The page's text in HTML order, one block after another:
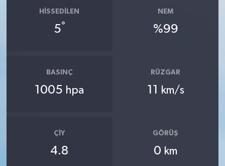
HISSEDILEN
5°
NEM
%99
BASINÇ
1005 hpa
RÜZGAR
11 km/s
ÇIY
4.8
GÖRÜŞ
0 km